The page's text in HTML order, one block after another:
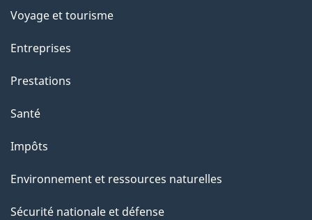
t
t
a
e
Voyage et tourisme
Entreprises
Prestations
Santé
Impôts
Environnement et ressources naturelles
Sécurité nationale et défense